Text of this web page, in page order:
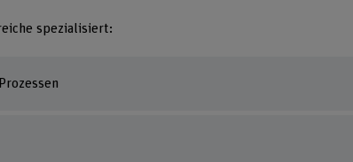
spezialisiert: